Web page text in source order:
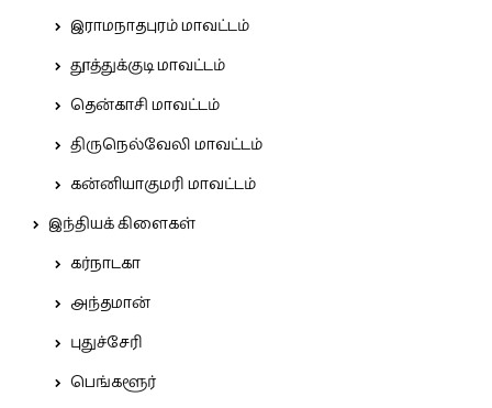
இராமநாதபுரம் மாவட்டம்
தூத்துக்குடி மாவட்டம்
தென்காசி மாவட்டம்
திருநெல்வேலி மாவட்டம்
கன்னியாகுமரி மாவட்டம்
இந்தியக் கிளைகள்
கர்நாடகா
அந்தமான்
புதுச்சேரி
பெங்களூர்